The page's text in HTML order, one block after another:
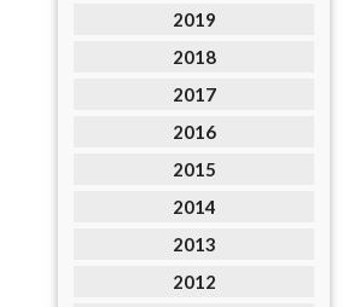
2019
2018
2017
2016
2015
2014
2013
2012